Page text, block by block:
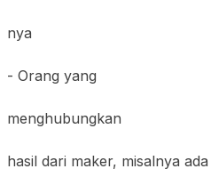
nya
- Orang yang
menghubungkan
hasil dari maker, misalnya